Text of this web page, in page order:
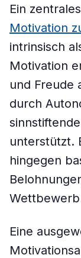
Ein
Motivation
intrinsisch
Motivation
und Freude
durch
unterstützt.
hingegen
Eine